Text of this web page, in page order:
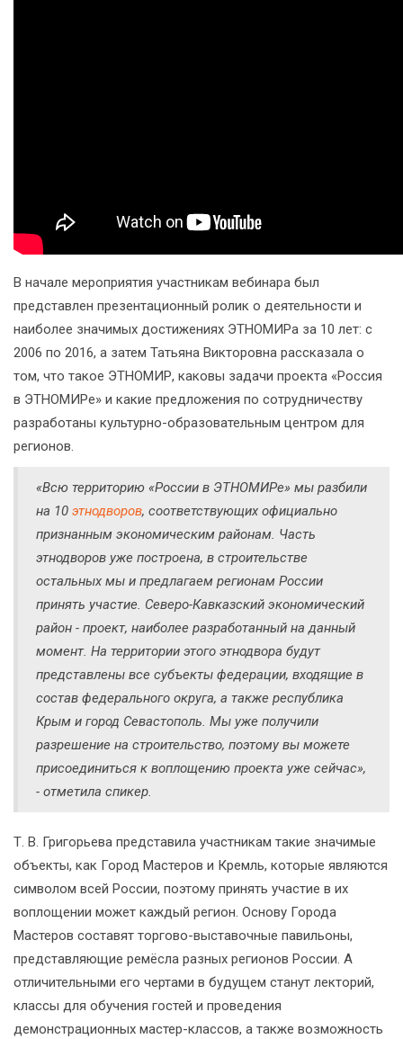
В начале мероприятия участникам вебинара был
представлен презентационный ролик о деятельности и
наиболее значимых достижениях ЭТНОМИРа за 10 лет: с
2006 по 2016, а затем Татьяна Викторовна рассказала о
том, что такое ЭТНОМИР, каковы задачи проекта «Россия
в ЭТНОМИРе» и какие предложения по сотрудничеству
разработаны культурно-образовательным центром для
регионов.
«Всю территорию «России в ЭТНОМИРе» мы разбили
на 10 этнодворов, соответствующих официально
признанным экономическим районам. Часть
этнодворов уже построена, в строительстве
остальных мы и предлагаем регионам России
принять участие. Северо-Кавказский экономический
район - проект, наиболее разработанный на данный
момент. На территории этого этнодвора будут
представлены все субъекты федерации, входящие в
состав федерального округа, а также республика
Крым и город Севастополь. Мы уже получили
разрешение на строительство, поэтому вы можете
присоединиться к воплощению проекта уже сейчас»,
- отметила спикер.
Т. В. Григорьева представила участникам такие значимые
объекты, как Город Мастеров и Кремль, которые являются
символом всей России, поэтому принять участие в их
воплощении может каждый регион. Основу Города
Мастеров составят торгово-выставочные павильоны,
представляющие ремёсла разных регионов России. А
отличительными его чертами в будущем станут лекторий,
классы для обучения гостей и проведения
демонстрационных мастер-классов, а также возможность